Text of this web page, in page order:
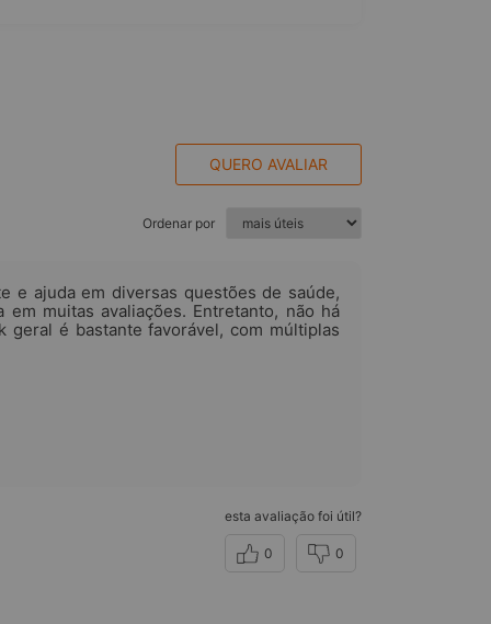
QUERO AVALIAR
Ordenar por
e ajuda em diversas questões de saúde,
muitas avaliações. Entretanto, não há
geral é bastante favorável, com múltiplas
esta avaliação foi útil?
0 0